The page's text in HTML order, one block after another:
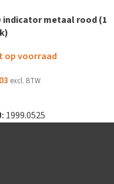
indicator metaal rood (1
op voorraad
excl. BTW
1999.0525